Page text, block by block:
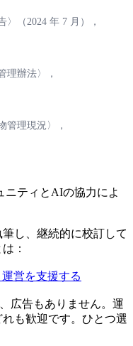
（2024 年 7 月），
理辦法〉，
管理現況〉，
ニティとAIの協力によ
し、継続的に校訂して
：
運営を支援する
広告もありません。運
も歓迎です。ひとつ選